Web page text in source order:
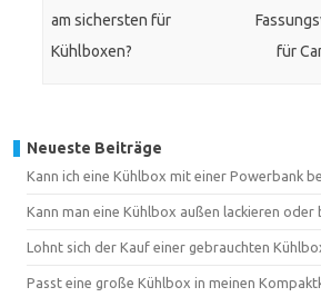
am sichersten für
Kühlboxen?
für
Neueste Beiträge
Kann ich eine Kühlbox mit einer Powerbank
Kann man eine Kühlbox außen lackieren oder
Lohnt sich der Kauf einer gebrauchten
Passt eine große Kühlbox in meinen